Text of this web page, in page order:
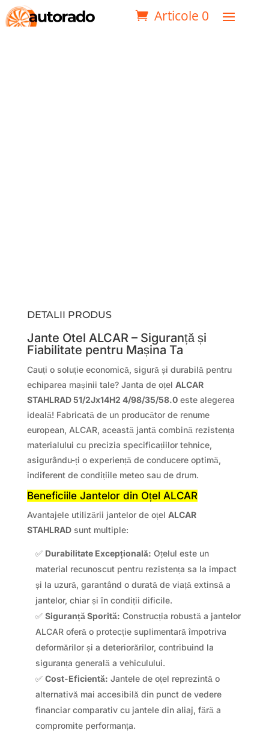
Articole 0
DETALII PRODUS
Jante Otel ALCAR – Siguranță și
Fiabilitate pentru Mașina Ta
Cauți o soluție economică, sigură și durabilă pentru
echiparea mașinii tale? Janta de oțel ALCAR
STAHLRAD 51/2Jx14H2 4/98/35/58.0este alegerea
ideală! Fabricată de un producător de renume
european, ALCAR, această jantă combină rezistența
materialului cu precizia specificațiilor tehnice,
asigurându-ți o experiență de conducere optimă,
indiferent de condițiile meteo sau de drum.
Beneficiile Jantelor din Oțel ALCAR
Avantajele utilizării jantelor de oțel ALCAR
STAHLRADsunt multiple:
✅ Durabilitate Excepțională: Oțelul este un
material recunoscut pentru rezistența sa la impact
și la uzură, garantând o durată de viață extinsă a
jantelor, chiar și în condiții dificile.
✅ Siguranță Sporită: Construcția robustă a jantelor
ALCAR oferă o protecție suplimentară împotriva
deformărilor și a deteriorărilor, contribuind la
siguranța generală a vehiculului.
✅ Cost-Eficientă: Jantele de oțel reprezintă o
alternativă mai accesibilă din punct de vedere
financiar comparativ cu jantele din aliaj, fără a
compromite performanța.